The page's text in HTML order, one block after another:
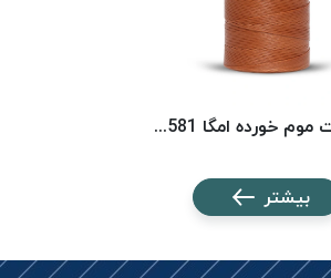
نخ بافت موم خورده امگا 6581 (500 متری) OMEGA
بیشتر